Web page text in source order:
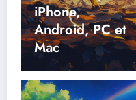
iPhone,
Android, PC et
Mac